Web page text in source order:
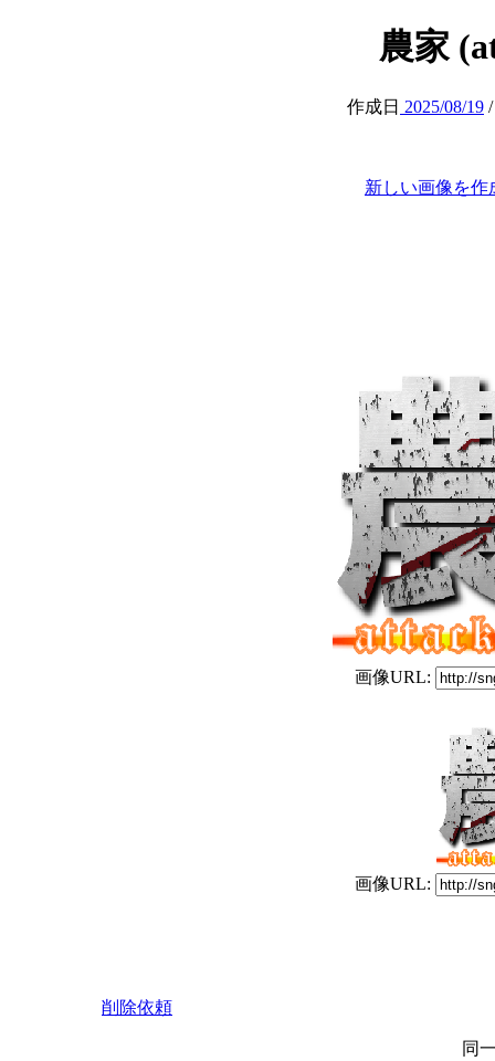
農家
作成日 2025/08/19
新しい画像を作
画像URL:
画像URL:
削除依頼
同